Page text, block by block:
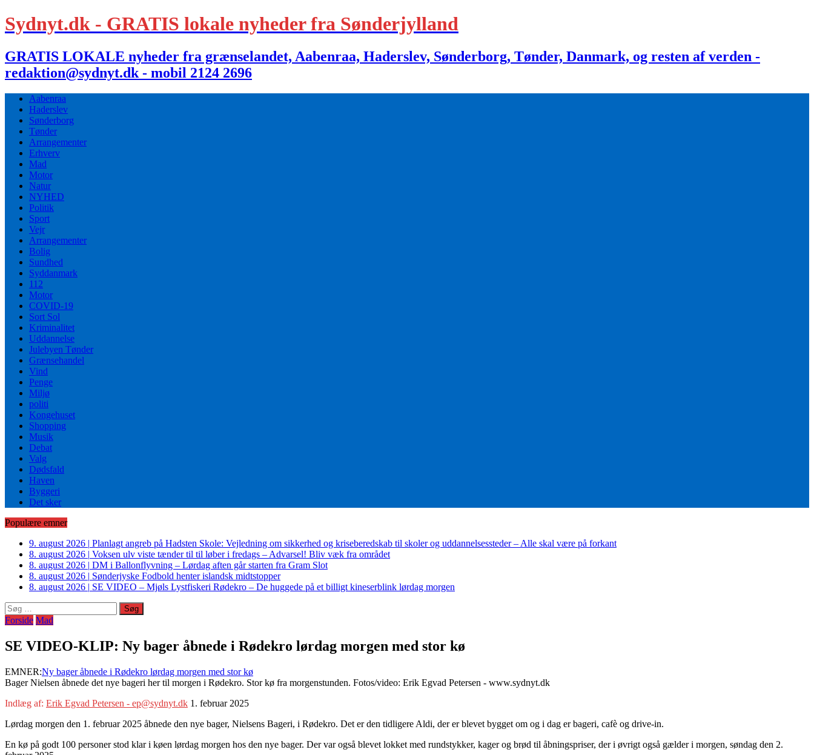
Sydnyt.dk - GRATIS lokale nyheder fra Sønderjylland
GRATIS LOKALE nyheder fra grænselandet, Aabenraa, Haderslev, Sønderborg, Tønder, Danmark, og resten af verden -
redaktion@sydnyt.dk - mobil 2124 2696
Aabenraa
Haderslev
Sønderborg
Tønder
Arrangementer
Erhverv
Mad
Motor
Natur
NYHED
Politik
Sport
Vejr
Arrangementer
Bolig
Sundhed
Syddanmark
112
Motor
COVID-19
Sort Sol
Kriminalitet
Uddannelse
Julebyen Tønder
Grænsehandel
Vind
Penge
Miljø
politi
Kongehuset
Shopping
Musik
Debat
Valg
Dødsfald
Haven
Byggeri
Det sker
Populære emner
9. august 2026 | Planlagt angreb på Hadsten Skole: Vejledning om sikkerhed og kriseberedskab til skoler og uddannelsessteder – Alle skal være på forkant
8. august 2026 | Voksen ulv viste tænder til til løber i fredags – Advarsel! Bliv væk fra området
8. august 2026 | DM i Ballonflyvning – Lørdag aften går starten fra Gram Slot
8. august 2026 | Sønderjyske Fodbold henter islandsk midtstopper
8. august 2026 | SE VIDEO – Mjøls Lystfiskeri Rødekro – De huggede på et billigt kineserblink lørdag morgen
Søg
efter:
Forside Mad
SE VIDEO-KLIP: Ny bager åbnede i Rødekro lørdag morgen med stor kø
EMNER:Ny bager åbnede i Rødekro lørdag morgen med stor kø
Bager Nielsen åbnede det nye bageri her til morgen i Rødekro. Stor kø fra morgenstunden. Fotos/video: Erik Egvad Petersen - www.sydnyt.dk
Indlæg af: Erik Egvad Petersen - ep@sydnyt.dk 1. februar 2025
Lørdag morgen den 1. februar 2025 åbnede den nye bager, Nielsens Bageri, i Rødekro. Det er den tidligere Aldi, der er blevet bygget om og i dag er bageri, cafè og drive-in.
En kø på godt 100 personer stod klar i køen lørdag morgen hos den nye bager. Der var også blevet lokket med rundstykker, kager og brød til åbningspriser, der i øvrigt også gælder i morgen, søndag den 2.